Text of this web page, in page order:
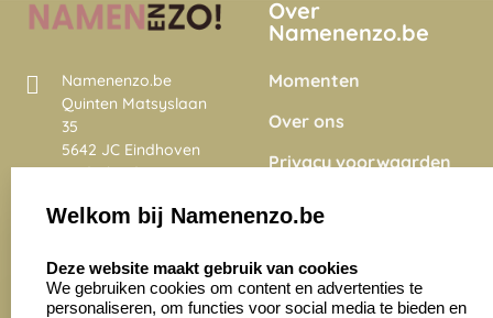
Namenenzo.be
Quinten Matsyslaan
35
5642 JC Eindhoven
Nederland
4028 beoordelingen
Over
Namenenzo.be
Momenten
Over ons
Privacy voorwaarden
Onze vacatures
Welkom bij Namenenzo.be
Deze website maakt gebruik van cookies
We gebruiken cookies om content en advertenties te
personaliseren, om functies voor social media te bieden en